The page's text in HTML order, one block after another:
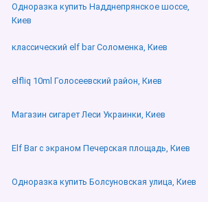
Одноразка купить Надднепрянское шоссе,
Киев
классический elf bar Соломенка, Киев
elfliq 10ml Голосеевский район, Киев
Магазин сигарет Леси Украинки, Киев
Elf Bar с экраном Печерская площадь, Киев
Одноразка купить Болсуновская улица, Киев